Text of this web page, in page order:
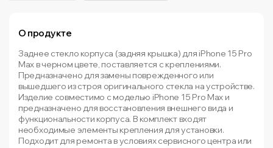
О продукте
Заднее стекло корпуса (задняя крышка) для iPhone 15 Pro
Max в черном цвете, поставляется с креплениями.
Предназначено для замены поврежденного или
вышедшего из строя оригинального стекла на устройстве.
Изделие совместимо с моделью iPhone 15 Pro Max и
предназначено для восстановления внешнего вида и
функциональности корпуса. В комплект входят
необходимые элементы крепления для установки.
Подходит для ремонта в условиях сервисного центра или